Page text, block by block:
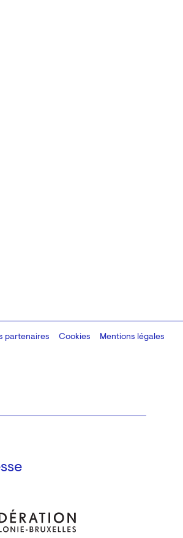
, code:8080.studio
partenaires Cookies Mentions légales